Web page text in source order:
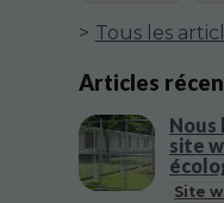
Tous les
Articles
Site
Nous
site